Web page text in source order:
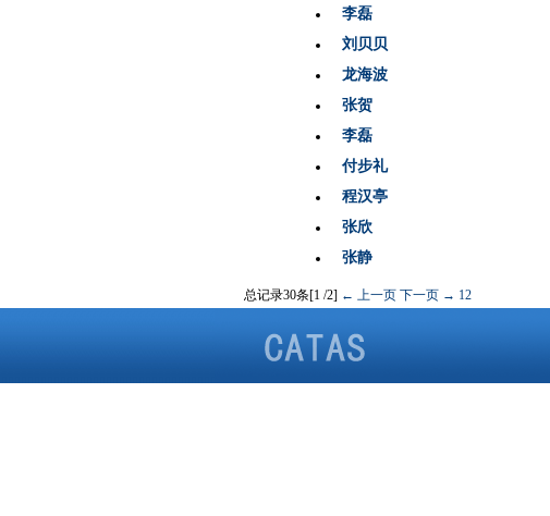
李磊
刘贝贝
龙海波
张贺
李磊
付步礼
程汉亭
张欣
张静
总记录30条[1 /2] ← 上一页 下一页 → 12